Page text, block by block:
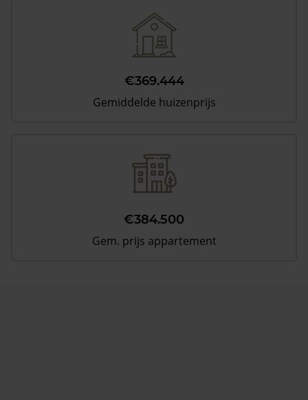
€369.444
Gemiddelde huizenprijs
€384.500
Gem. prijs appartement